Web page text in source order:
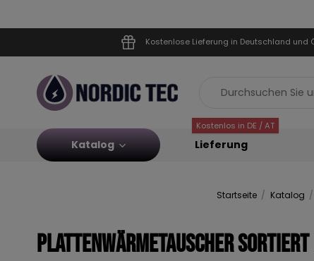
Kostenlose Lieferung in Deutschland und
Katalog
Kostenlos in DE / AT
Lieferung
Startseite Katalog
Plattenwärmetauscher sortiert